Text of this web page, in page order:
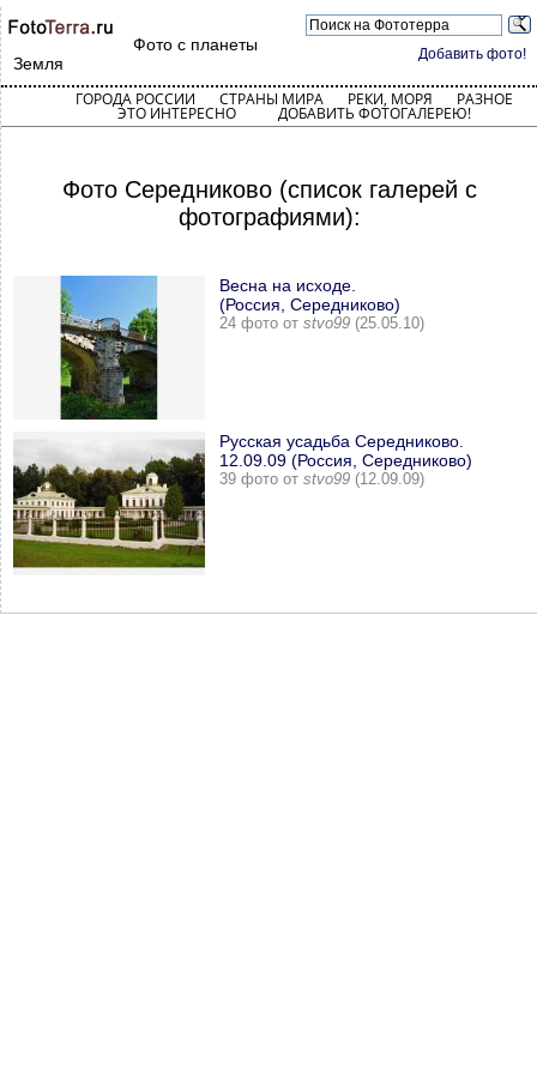
Добавить фото!
Фото с планеты
Земля
ГОРОДА РОССИИ СТРАНЫ МИРА РЕКИ, МОРЯ РАЗНОЕ
ЭТО ИНТЕРЕСНО ДОБАВИТЬ ФОТОГАЛЕРЕЮ!
Фото Середниково (список галерей с
фотографиями):
Весна на исходе.
(Россия, Середниково)
24 фото от stvo99 (25.05.10)
Русская усадьба Середниково.
12.09.09 (Россия, Середниково)
39 фото от stvo99 (12.09.09)